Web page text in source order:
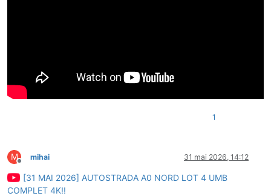
1
M
Deconectat
mihai 31 mai 2026, 14:12
[31 MAI 2026] AUTOSTRADA A0 NORD LOT 4 UMB
COMPLET 4K!!